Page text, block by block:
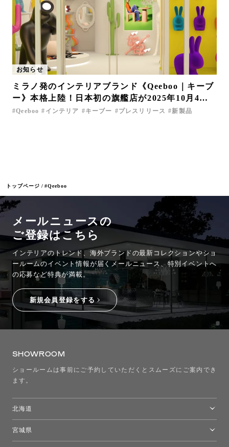
トップページ #Qeeboo
お知らせ
ミラノ発のインテリアブランド《Qeeboo｜キーブ
ー》本格上陸！日本初の旗艦店が2025年10月4日
東京・南青山にオープン
Qeeboo インテリア キーブー プレスリリース 新製品
メールニュースの
ご登録はこちら
インテリアのトレンド、海外ブランドの最新コレクションやショ
ールームのイベント情報が届くメールニュース、特別イベントへ
の応募など特典が満載。
新規会員登録をする
SHOWROOM
ショールームは事前にご予約していただくとスムーズにご案内でき
ます。
北海道
宮城県